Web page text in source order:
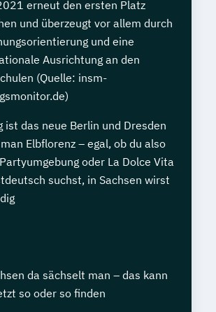
erneut den ersten Platz
und überzeugt vor allem durch
und eine
Ausrichtung an den
(Quelle: insm-
ist das neue Berlin und Dresden
Elbflorenz – egal, ob du also
oder La Dolce Vita
suchst, in Sachsen wirst
da sächselt man – das kann
so oder so finden